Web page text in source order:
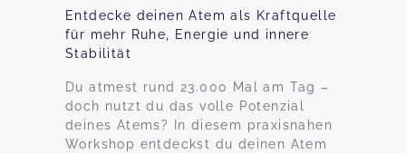
Entdecke deinen Atem als Kraftquelle
für mehr Ruhe, Energie und innere
Stabilität
Du atmest rund 23.000 Mal am Tag –
doch nutzt du das volle Potenzial
deines Atems? In diesem praxisnahen
Workshop entdeckst du deinen Atem